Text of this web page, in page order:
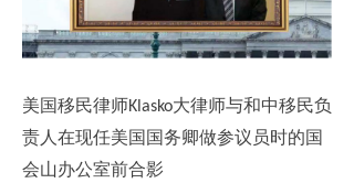
美国移民律师Klasko大律师与和中移民负
责人在现任美国国务卿做参议员时的国
会山办公室前合影